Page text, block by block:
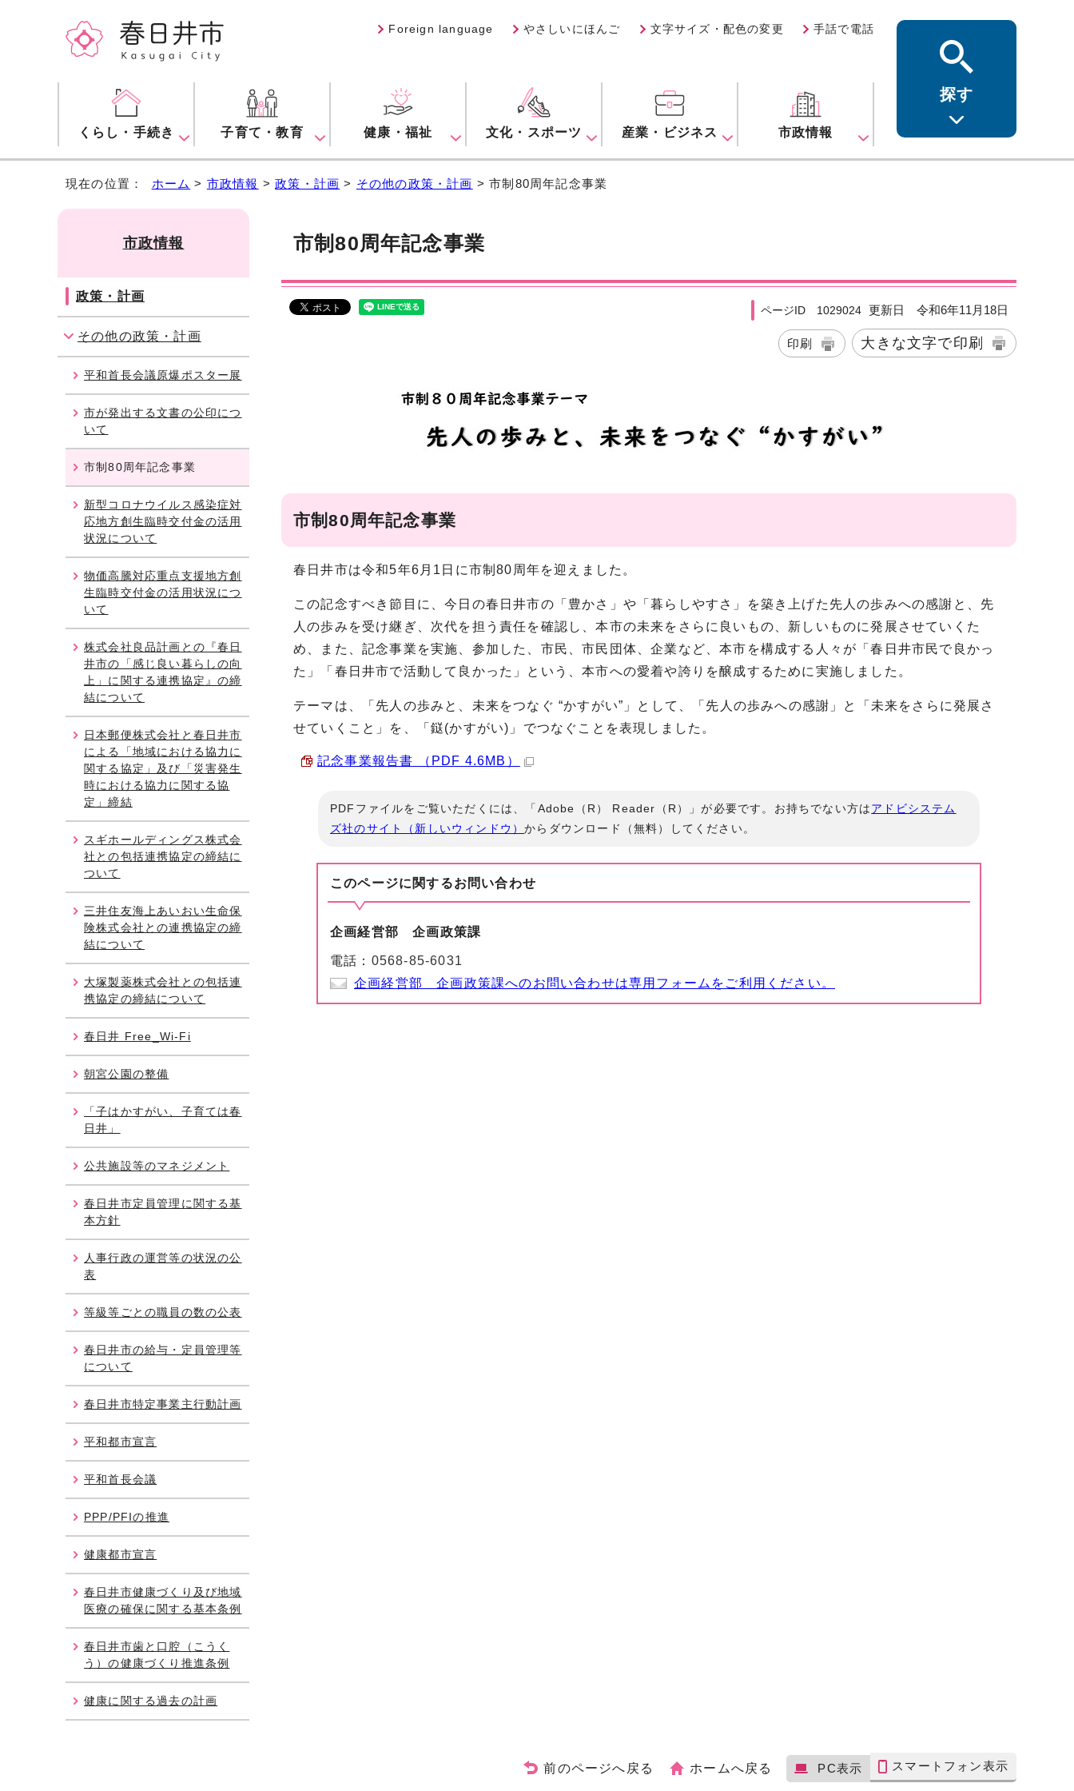
Foreign language やさしいにほんご 文字サイズ・配色の変更 手話で電話
くらし・手続き 子育て・教育 健康・福祉 文化・スポーツ 産業・ビジネス 市政情報
探す
現在の位置： ホーム > 市政情報 >政策・計画 > その他の政策・計画 > 市制80周年記念事業
市制80周年記念事業
ページID 1029024 更新日 令和6年11月18日
印刷 大きな文字で印刷
市制80周年記念事業
春日井市は令和5年6月1日に市制80周年を迎えました。
この記念すべき節目に、今日の春日井市の「豊かさ」や「暮らしやすさ」を築き上げた先人の歩みへの感謝と、先
人の歩みを受け継ぎ、次代を担う責任を確認し、本市の未来をさらに良いもの、新しいものに発展させていくた
め、また、記念事業を実施、参加した、市民、市民団体、企業など、本市を構成する人々が「春日井市民で良かっ
た」「春日井市で活動して良かった」という、本市への愛着や誇りを醸成するために実施しました。
テーマは、「先人の歩みと、未来をつなぐ “かすがい”」として、「先人の歩みへの感謝」と「未来をさらに発展さ
せていくこと」を、「鎹(かすがい)」でつなぐことを表現しました。
記念事業報告書 （PDF 4.6MB）
PDFファイルをご覧いただくには、「Adobe（R） Reader（R）」が必要です。お持ちでない方はアドビシステム
ズ社のサイト（新しいウィンドウ）からダウンロード（無料）してください。
このページに関するお問い合わせ
企画経営部 企画政策課
電話： 0568-85-6031
企画経営部 企画政策課へのお問い合わせは専用フォームをご利用ください。
市政情報
政策・計画
その他の政策・計画
平和首長会議原爆ポスター展
市が発出する文書の公印につ
いて
市制80周年記念事業
新型コロナウイルス感染症対
応地方創生臨時交付金の活用
状況について
物価高騰対応重点支援地方創
生臨時交付金の活用状況につ
いて
株式会社良品計画との『春日
井市の「感じ良い暮らしの向
上」に関する連携協定』の締
結について
日本郵便株式会社と春日井市
による「地域における協力に
関する協定」及び「災害発生
時における協力に関する協
定」締結
スギホールディングス株式会
社との包括連携協定の締結に
ついて
三井住友海上あいおい生命保
険株式会社との連携協定の締
結について
大塚製薬株式会社との包括連
携協定の締結について
春日井 Free_Wi-Fi
朝宮公園の整備
「子はかすがい、子育ては春
日井」
公共施設等のマネジメント
春日井市定員管理に関する基
本方針
人事行政の運営等の状況の公
表
等級等ごとの職員の数の公表
春日井市の給与・定員管理等
について
春日井市特定事業主行動計画
平和都市宣言
平和首長会議
PPP/PFIの推進
健康都市宣言
春日井市健康づくり及び地域
医療の確保に関する基本条例
春日井市歯と口腔（こうく
う）の健康づくり推進条例
健康に関する過去の計画
前のページへ戻る ホームへ戻る PC表示 スマートフォン表示